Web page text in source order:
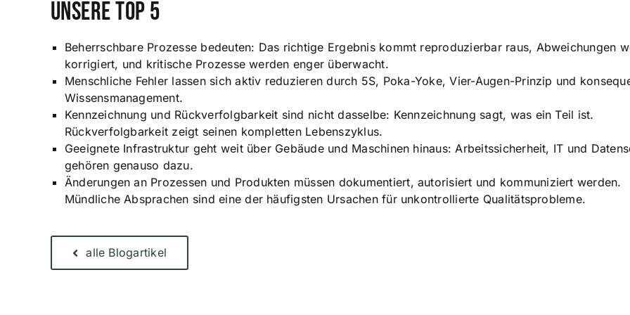
Unsere Top 5
Beherrschbare Prozesse bedeuten: Das richtige Ergebnis kommt reproduzierbar raus, Abweichungen
korrigiert, und kritische Prozesse werden enger überwacht.
Menschliche Fehler lassen sich aktiv reduzieren durch 5S, Poka-Yoke, Vier-Augen-Prinzip und
Wissensmanagement.
Kennzeichnung und Rückverfolgbarkeit sind nicht dasselbe: Kennzeichnung sagt, was ein Teil ist.
Rückverfolgbarkeit zeigt seinen kompletten Lebenszyklus.
Geeignete Infrastruktur geht weit über Gebäude und Maschinen hinaus: Arbeitssicherheit, IT und
gehören genauso dazu.
Änderungen an Prozessen und Produkten müssen dokumentiert, autorisiert und kommuniziert werden.
Mündliche Absprachen sind eine der häufigsten Ursachen für unkontrollierte Qualitätsprobleme.
alle Blogartikel